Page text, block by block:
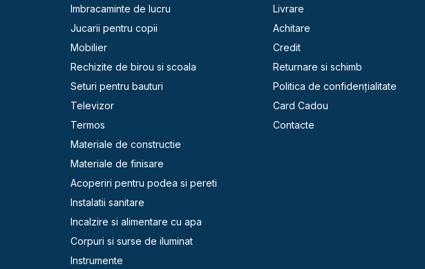
Imbracaminte de lucru
Jucarii pentru copii
Mobilier
Rechizite de birou si scoala
Seturi pentru bauturi
Televizor
Termos
Materiale de constructie
Materiale de finisare
Acoperiri pentru podea si pereti
Instalatii sanitare
Incalzire si alimentare cu apa
Corpuri si surse de iluminat
Instrumente
Livrare
Achitare
Credit
Returnare si schimb
Politica de confidențialitate
Card Cadou
Contacte